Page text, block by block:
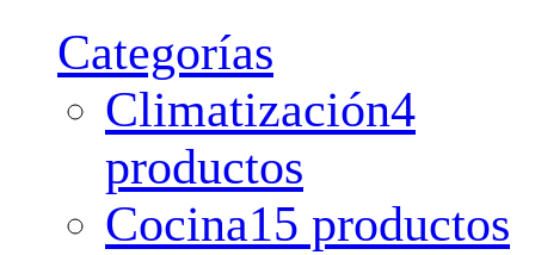
Categorías
Climatización4
productos
Cocina15 productos